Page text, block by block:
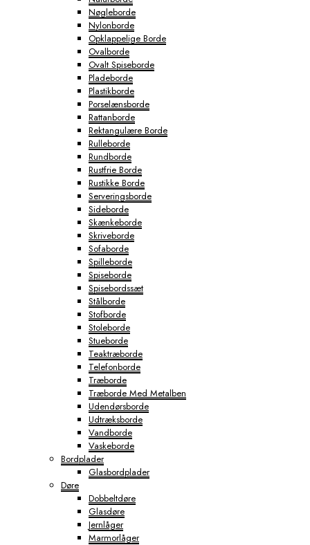
Nøgleborde
Nylonborde
Opklappelige Borde
Ovalborde
Ovalt Spiseborde
Pladeborde
Plastikborde
Porselænsborde
Rattanborde
Rektangulære Borde
Rulleborde
Rundborde
Rustfrie Borde
Rustikke Borde
Serveringsborde
Sideborde
Skænkeborde
Skriveborde
Sofaborde
Spilleborde
Spiseborde
Spisebordssæt
Stålborde
Stofborde
Stoleborde
Stueborde
Teaktræborde
Telefonborde
Træborde
Træborde Med Metalben
Udendørsborde
Udtræksborde
Vandborde
Vaskeborde
Bordplader
Glasbordplader
Døre
Dobbeltdøre
Glasdøre
Jernlåger
Marmorlåger